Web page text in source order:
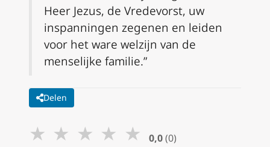
Heer Jezus, de Vredevorst, uw
inspanningen zegenen en leiden
voor het ware welzijn van de
menselijke familie.”
Delen
★ ★ ★ ★ ★ 0,0 (0)